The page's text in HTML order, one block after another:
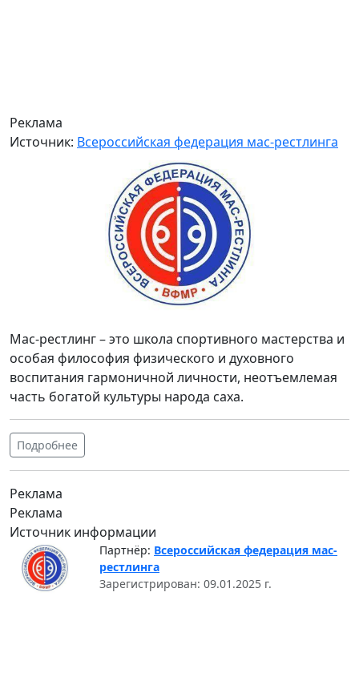
Реклама
Источник: Всероссийская федерация мас-рестлинга
Мас-рестлинг – это школа спортивного мастерства и
особая философия физического и духовного
воспитания гармоничной личности, неотъемлемая
часть богатой культуры народа саха.
Подробнее
Реклама
Реклама
Источник информации
Партнёр: Всероссийская федерация мас-
рестлинга
Зарегистрирован: 09.01.2025 г.